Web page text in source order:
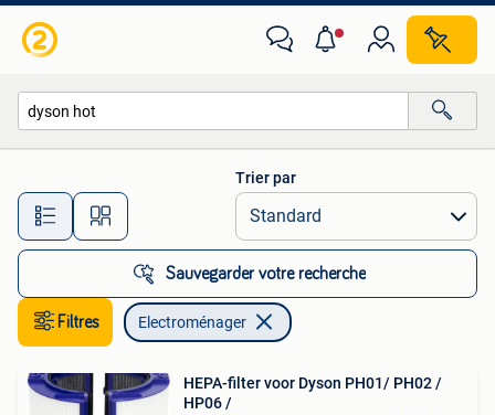
Toutes les distances…
Trier par
Sauvegarder votre recherche
Filtres Electroménager
HEPA-filter voor Dyson PH01/ PH02 /
HP06 /